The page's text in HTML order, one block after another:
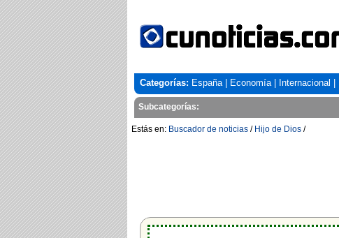
Categorías: España| Economía| Internacional
Subcategorías:
Estás en: Buscador de noticias / Hijo de Dios /